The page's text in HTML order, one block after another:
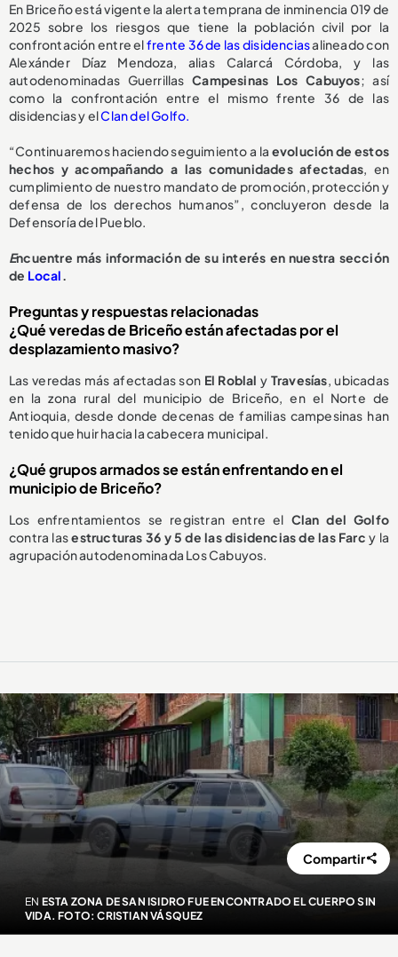
En Briceño está vigente la alerta temprana de inminencia 019 de
2025 sobre los riesgos que tiene la población civil por la
confrontación entre elfrente 36 de las disidenciasalineado con
Alexánder Díaz Mendoza, alias Calarcá Córdoba, y las
autodenominadas GuerrillasCampesinas Los Cabuyos; así
como la confrontación entre el mismo frente 36 de las
disidencias y elClan del Golfo.
“Continuaremos haciendo seguimiento a la evolución de estos
hechos y acompañando a las comunidades afectadas, en
cumplimiento de nuestro mandato de promoción, protección y
defensa de los derechos humanos”, concluyeron desde la
Defensoría del Pueblo.
Encuentre más información de su interés en nuestra sección
de Local.
Preguntas y respuestas relacionadas
¿Qué veredas de Briceño están afectadas por el
desplazamiento masivo?
Las veredas más afectadas son El Roblal y Travesías, ubicadas
en la zona rural del municipio de Briceño, en el Norte de
Antioquia, desde donde decenas de familias campesinas han
tenido que huir hacia la cabecera municipal.
¿Qué grupos armados se están enfrentando en el
municipio de Briceño?
Los enfrentamientos se registran entre el Clan del Golfo
contra lasestructuras 36 y 5 de las disidencias de las Farc y la
agrupación autodenominada Los Cabuyos.
EN ESTA ZONA DE SAN ISIDRO FUE ENCONTRADO EL CUERPO SIN
VIDA. FOTO: CRISTIAN VÁSQUEZ
Compartir